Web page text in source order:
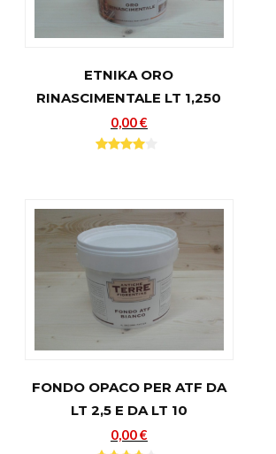
ETNIKA ORO
RINASCIMENTALE LT 1,250
0,00 €
FONDO OPACO PER ATF DA
LT 2,5 E DA LT 10
0,00 €